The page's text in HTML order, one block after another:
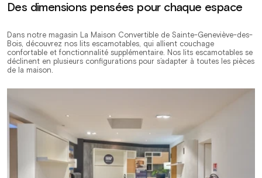
Des dimensions pensées pour chaque espace
Dans notre magasin La Maison Convertible de Sainte-Geneviève-des-
Bois, découvrez nos lits escamotables, qui allient couchage
confortable et fonctionnalité supplémentaire. Nos lits escamotables se
déclinent en plusieurs configurations pour s’adapter à toutes les pièces
de la maison.